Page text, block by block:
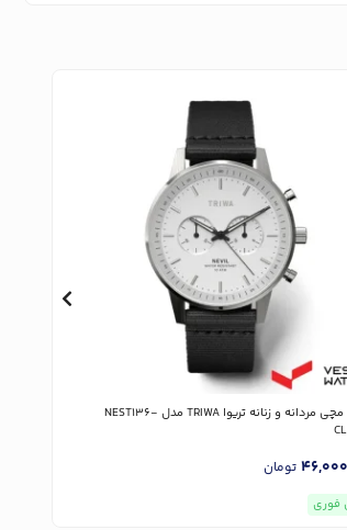
ساعت مچی مردانه و زنانه تریوا TRIWA مدل NEST136-
تومان
فوری